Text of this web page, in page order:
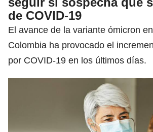
de COVID-19
El avance de la variante ómicron
Colombia ha provocado el
por COVID-19 en los últimos días.